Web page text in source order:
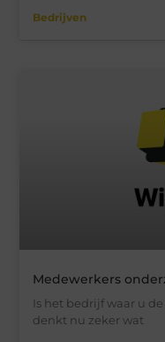
Bedrijven
Medewerkers
Is het bedrijf waar u
denkt nu zeker wat